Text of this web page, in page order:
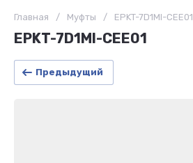
Главная / Муфты / EPKT-7D1MI-CEE01
EPKT-7D1MI-CEE01
Предыдущий